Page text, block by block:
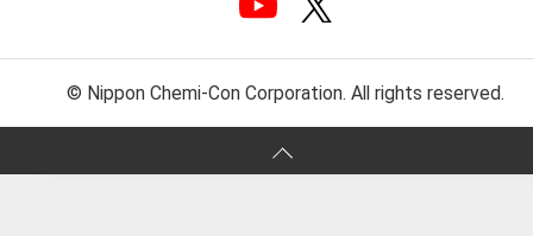
© Nippon Chemi-Con Corporation. All rights reserved.